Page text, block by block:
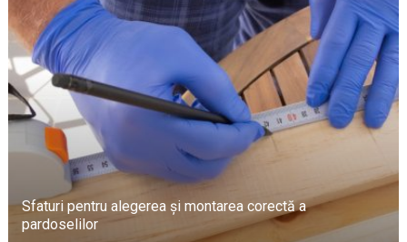
Sfaturi pentru alegerea și montarea corectă a
pardoselilor